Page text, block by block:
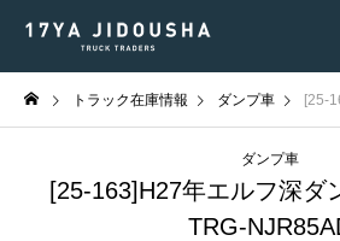
トラック在庫情報 ダンプ車 [25-
ダンプ車
[25-163]H27年エルフ深ダ
TRG-